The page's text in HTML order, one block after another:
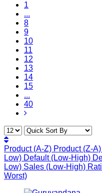
1
...
8
9
10
11
12
13
14
15
...
40
Product (A-Z) Product (Z-A)
Low) Default (Low-High)
Low) Sales (Low-High)
Worst)